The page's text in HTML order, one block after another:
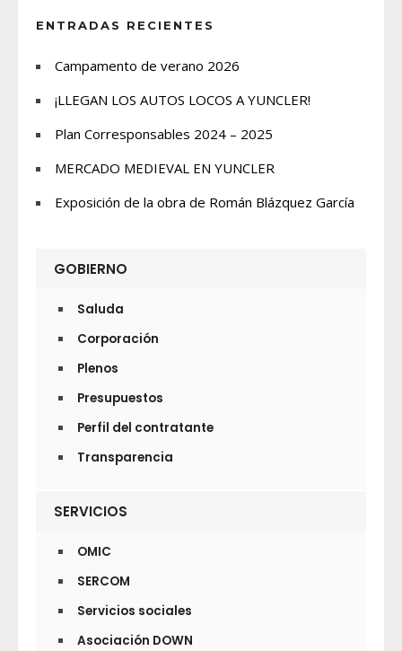
ENTRADAS RECIENTES
Campamento de verano 2026
¡LLEGAN LOS AUTOS LOCOS A YUNCLER!
Plan Corresponsables 2024 – 2025
MERCADO MEDIEVAL EN YUNCLER
Exposición de la obra de Román Blázquez García
GOBIERNO
Saluda
Corporación
Plenos
Presupuestos
Perfil del contratante
Transparencia
SERVICIOS
OMIC
SERCOM
Servicios sociales
Asociación DOWN